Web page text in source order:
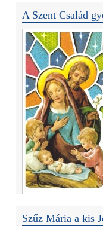
A Szent Család
Szűz Mária a kis